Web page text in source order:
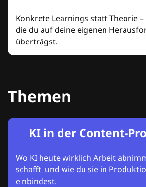
Konkrete Learnings statt Theorie –
die du auf deine eigenen
überträgst.
Themen
KI in der Content-
Wo KI heute wirklich Arbeit
schafft, und wie du sie in
einbindest.